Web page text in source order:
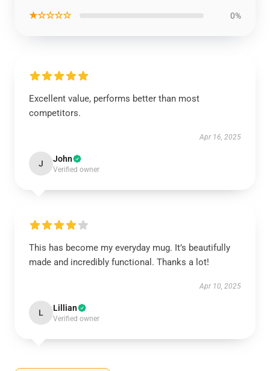
★☆☆☆☆ 0%
Excellent value, performs better than most
competitors.
Apr 16, 2025
J John
Verified owner
This has become my everyday mug. It’s beautifully
made and incredibly functional. Thanks a lot!
Apr 10, 2025
L Lillian
Verified owner